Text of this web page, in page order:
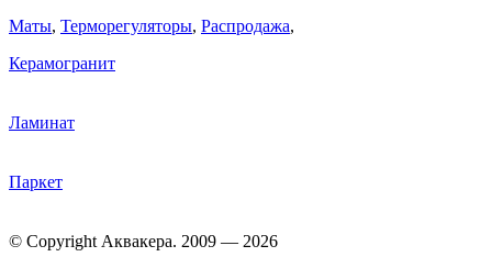
Маты, Терморегуляторы, Распродажа,
Керамогранит
Ламинат
Паркет
© Copyright Аквакера. 2009 — 2026